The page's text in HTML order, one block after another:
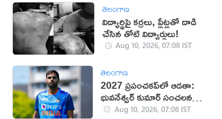
తెలంగాణ
విద్యార్థిపై కర్రలు, ప్లేట్లతో దాడి
చేసిన తోటి విద్యార్థులు!
Aug 10, 2026, 07:08 IST
తెలంగాణ
2027 ప్రపంచకప్‌లో ఆడతా:
భువనేశ్వర్ కుమార్ సంచలన
ప్రకటనAug 10, 2026, 07:08 IST